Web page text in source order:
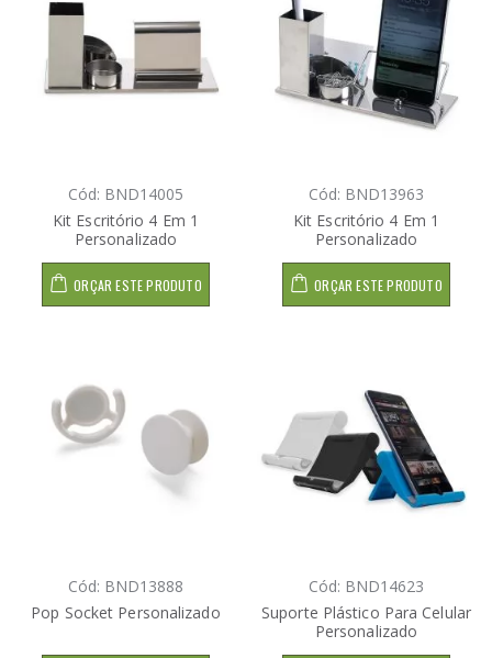
Cód: BND14005
Kit Escritório 4 Em 1
Personalizado
ORÇAR ESTE PRODUTO
Cód: BND13963
Kit Escritório 4 Em 1
Personalizado
ORÇAR ESTE PRODUTO
Cód: BND13888
Pop Socket Personalizado
Cód: BND14623
Suporte Plástico Para Celular
Personalizado